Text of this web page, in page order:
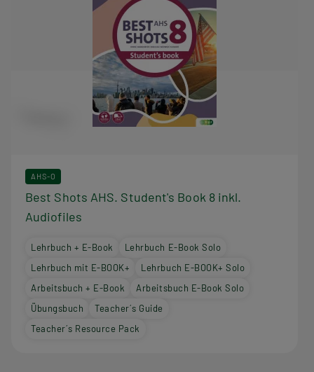
AHS-O
Best Shots AHS. Student's Book 8 inkl.
Audiofiles
Lehrbuch + E-Book
Lehrbuch E-Book Solo
Lehrbuch mit E-BOOK+
Lehrbuch E-BOOK+ Solo
Arbeitsbuch + E-Book
Arbeitsbuch E-Book Solo
Übungsbuch
Teacher´s Guide
Teacher´s Resource Pack